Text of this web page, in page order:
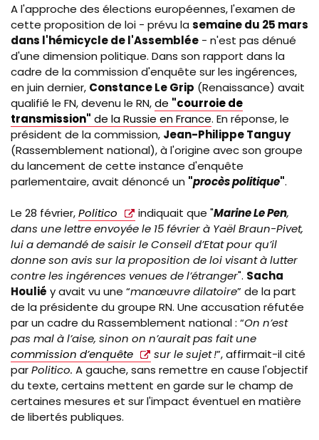
A l'approche des élections européennes, l'examen de
cette proposition de loi - prévu la semaine du 25 mars
dans l'hémicycle de l'Assemblée - n'est pas dénué
d'une dimension politique. Dans son rapport dans la
cadre de la commission d'enquête sur les ingérences,
en juin dernier, Constance Le Grip (Renaissance) avait
qualifié le FN, devenu le RN,de "courroie de
transmission" de la Russie en France. En réponse, le
président de la commission, Jean-Philippe Tanguy
(Rassemblement national), à l'origine avec son groupe
du lancement de cette instance d'enquête
parlementaire, avait dénoncé un "procès politique".
Le 28 février,Politico indiquait que "Marine Le Pen,
dans une lettre envoyée le 15 février à Yaël Braun-Pivet,
lui a demandé de saisir le Conseil d’Etat pour qu’il
donne son avis sur la proposition de loi visant à lutter
contre les ingérences venues de l’étranger". Sacha
Houlié y avait vu une “manœuvre dilatoire” de la part
de la présidente du groupe RN. Une accusation réfutée
par un cadre du Rassemblement national : “On n’est
pas mal à l’aise, sinon on n’aurait pas fait une
commission d’enquête
sur le sujet !”, affirmait-il cité
parPolitico. A gauche, sans remettre en cause l'objectif
du texte, certains mettent en garde sur le champ de
certaines mesures et sur l'impact éventuel en matière
de libertés publiques.